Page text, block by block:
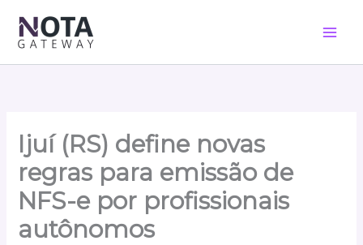
para
conteúdo
Ijuí (RS) define novas
regras para emissão de
NFS-e por profissionais
autônomos